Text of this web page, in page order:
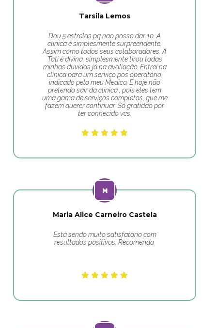
Tarsila Lemos
Dou 5 estrelas pq nao posso dar 10. A
clinica é simplesmente surpreendente.
Assim como todos seus colaboradores. A
Tati é divina, simplesmente tirou todas
minhas duvidas já na avaliação. Entrei na
clínica para um serviço pos operatório,
indicado pelo meu Medico. E hoje não
pretendo sair da clinica , pois eles tem
uma gama de serviços completos, que me
fazem querer continuar. Só gratidão por
ter conhecido vcs.
Maria Alice Carneiro Castela
Está sendo muito satisfatório com
resultados positivos. Recomendo.